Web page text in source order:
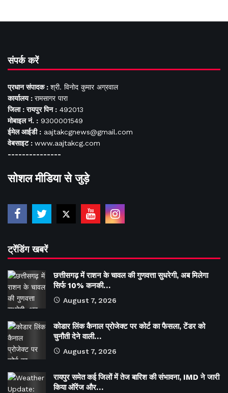
संपर्क करें
प्रधान संपादक : श्री. विनोद कुमार अग्रवाल
कार्यालय : रामसागर पारा
जिला : रायपुर पिन : 492013
मोबाइल नं. : 9300001549
ईमेल आईडी : aajtakcgnews@gmail.com
वेबसाइट : www.aajtakcg.com
---------------
सोशल मीडिया से जुड़े
ट्रेंडिंग खबरें
छत्तीसगढ़ में राशन के चावल की गुणवत्ता सुधरेगी, अब मिलेगा
सिर्फ 10% कनकी…
August 7, 2026
कोडार लिंक कैनाल प्रोजेक्ट पर कोर्ट का फैसला, टेंडर को
चुनौती देने वाली…
August 7, 2026
रायपुर समेत कई जिलों में तेज बारिश की संभावना, IMD ने जारी
किया ऑरेंज और…